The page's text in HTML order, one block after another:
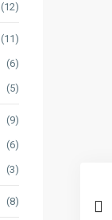
(12)
(11)
(6)
(5)
(9)
(6)
(3)
(8)